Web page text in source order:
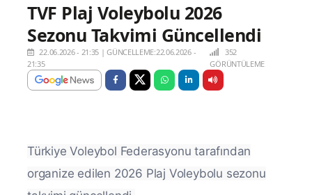
TVF Plaj Voleybolu 2026
Sezonu Takvimi Güncellendi
22.06.2026 - 21:35 |GÜNCELLEME:22.06.2026 -
21:35
352
GÖRÜNTÜLEME